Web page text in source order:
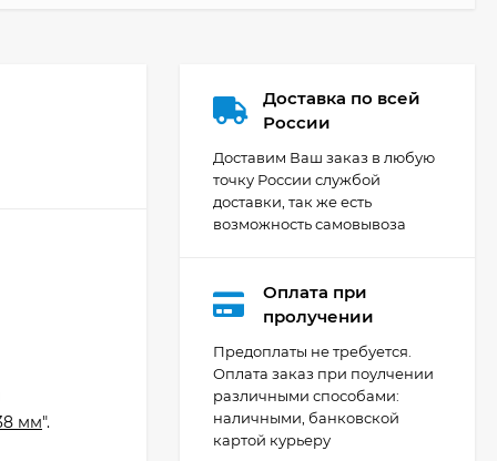
мм".
Доставка по всей
России
Доставим Ваш заказ в любую
точку России службой
доставки, так же есть
возможность самовывоза
Оплата при
пролучении
Предоплаты не требуется.
Оплата заказ при поулчении
различными способами:
наличными, банковской
картой курьеру
Кухня Мишель -
длина 4,2 м
69 303₽
Кухня Принцесса -